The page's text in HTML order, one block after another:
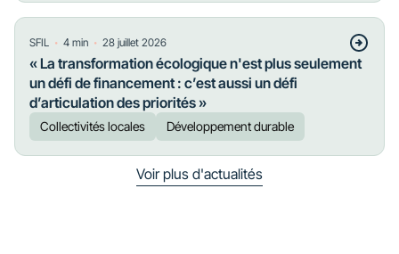
SFIL ・ 4 min ・ 28 juillet 2026
« La transformation écologique n'est plus seulement
un défi de financement : c’est aussi un défi
d’articulation des priorités »
Collectivités locales Développement durable
Voir plus d'actualités